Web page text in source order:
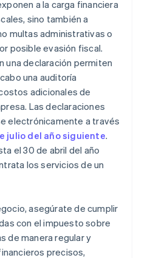
a la carga financiera
sino también a
multas administrativas o
posible evasión fiscal.
una declaración permiten
una auditoría
adicionales de
Las declaraciones
electrónicamente a través
julio del año siguiente.
el 30 de abril del año
los servicios de un
asegúrate de cumplir
con el impuesto sobre
de manera regular y
precisos,